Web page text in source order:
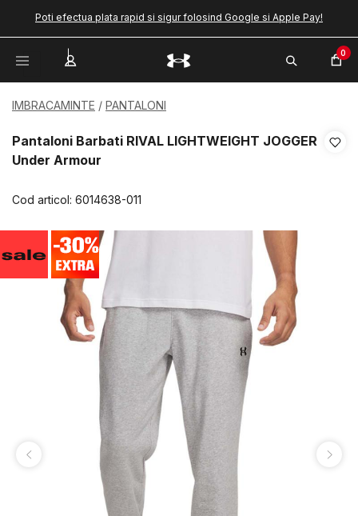
Poti efectua plata rapid si sigur folosind Google si Apple Pay!
0
IMBRACAMINTE PANTALONI
Pantaloni Barbati RIVAL LIGHTWEIGHT JOGGER
Under Armour
Cod articol: 6014638-011